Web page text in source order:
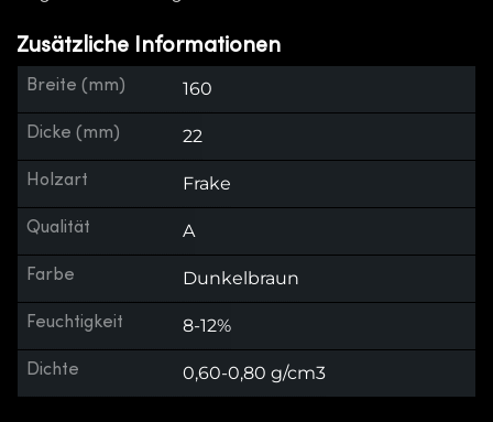
Zusätzliche Informationen
Breite (mm) 160
Dicke (mm) 22
Holzart Frake
Qualität A
Farbe Dunkelbraun
Feuchtigkeit 8-12%
Dichte 0,60-0,80 g/cm3